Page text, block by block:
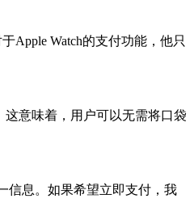
Apple Watch的支付功能，他只
这意味着，用户可以无需将口袋
信息。如果希望立即支付，我